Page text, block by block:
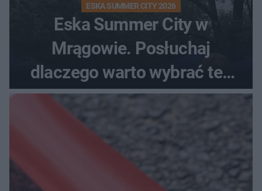
ESKA SUMMER CITY 2026
Eska Summer City w
Mrągowie. Posłuchaj
dlaczego warto wybrać ten
kierunek na urlop!